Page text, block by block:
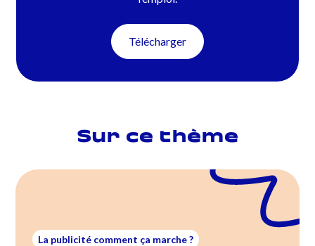
Télécharger
Sur ce thème
La publicité comment ça marche ?